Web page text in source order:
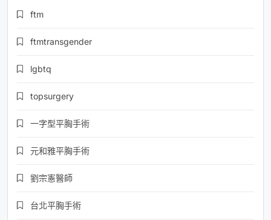
ftm
ftmtransgender
lgbtq
topsurgery
一字型平胸手術
元和雅平胸手術
劉宗憲醫師
台北平胸手術